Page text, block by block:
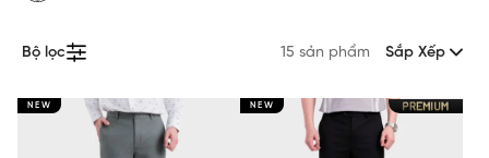
Bộ lọc 15 sản phẩm Sắp Xếp
NEW NEW